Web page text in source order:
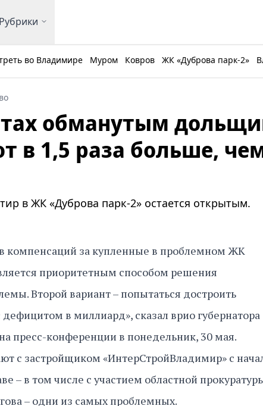
Рубрики
во Владимире Муром Ковров ЖК «Дуброва парк-2»
обманутым
в 1,5 раза больше,
в ЖК «Дуброва парк-2» остается открытым.
компенсаций за купленные в проблемном ЖК
приоритетным способом решения
Второй вариант – попытаться достроить
в миллиард», сказал врио губернатора
пресс-конференции в понедельник, 30 мая.
с застройщиком «ИнтерСтройВладимир» с
– в том числе с участием областной
– одни из самых проблемных.